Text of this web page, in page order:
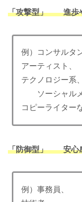
「攻撃型」進歩
例）コンサルタ
アーティスト、
テクノロジー系、
ソーシャルメ
コピーライター
「防御型」安心
例）事務員、